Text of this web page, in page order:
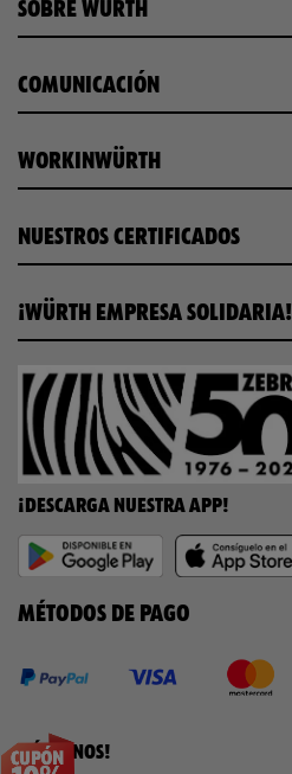
SOBRE WÜRTH
COMUNICACIÓN
WORKINWÜRTH
NUESTROS CERTIFICADOS
¡WÜRTH EMPRESA SOLIDARIA!
¡DESCARGA NUESTRA APP!
MÉTODOS DE PAGO
¡SÍGUENOS!